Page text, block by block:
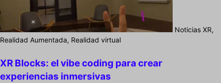
Noticias XR,
Realidad Aumentada, Realidad virtual
XR Blocks: el vibe coding para crear
experiencias inmersivas